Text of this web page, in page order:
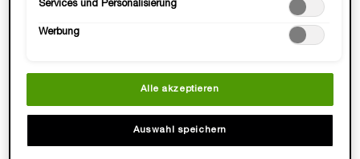
Services und Personalisierung
Werbung
Alle akzeptieren
Auswahl speichern